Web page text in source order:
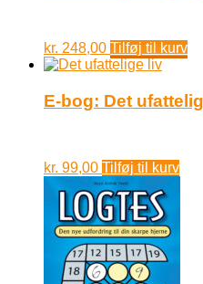
kr. 248,00 Tilføj til kurv
E-bog: Det
kr. 99,00 Tilføj til kurv